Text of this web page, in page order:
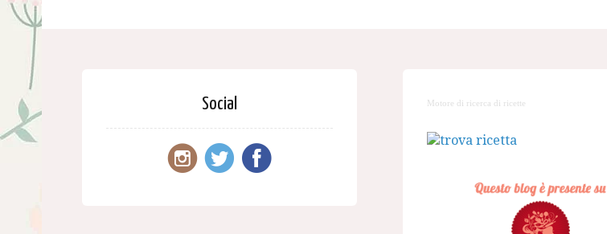
Social Motore di ricerca di ricette